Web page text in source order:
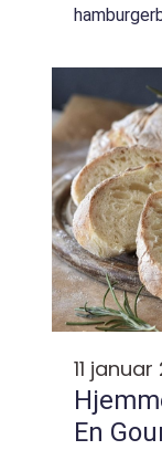
spesielt
saftig h...
11
En